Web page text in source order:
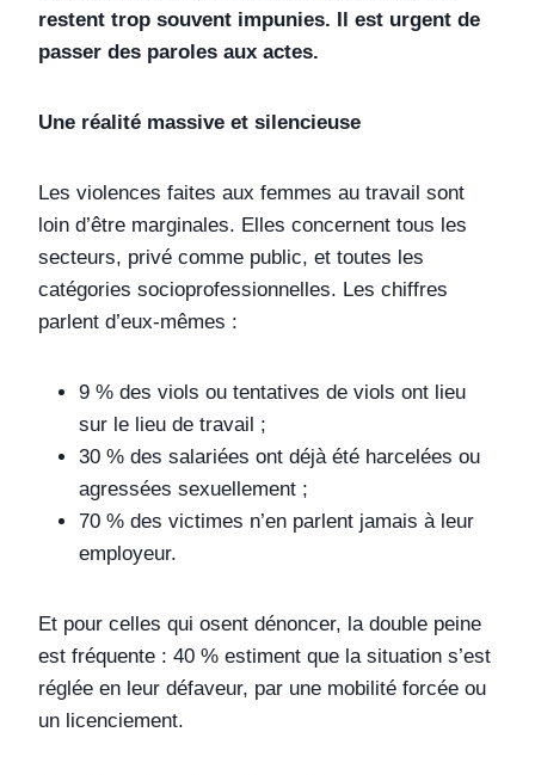
restent trop souvent impunies. Il est urgent de
passer des paroles aux actes.
Une réalité massive et silencieuse
Les violences faites aux femmes au travail sont
loin d’être marginales. Elles concernent tous les
secteurs, privé comme public, et toutes les
catégories socioprofessionnelles. Les chiffres
parlent d’eux-mêmes :
9 % des viols ou tentatives de viols ont lieu
sur le lieu de travail ;
30 % des salariées ont déjà été harcelées ou
agressées sexuellement ;
70 % des victimes n’en parlent jamais à leur
employeur.
Et pour celles qui osent dénoncer, la double peine
est fréquente : 40 % estiment que la situation s’est
réglée en leur défaveur, par une mobilité forcée ou
un licenciement.